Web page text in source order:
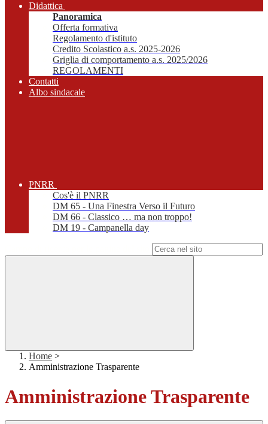
Didattica
Panoramica
Offerta formativa
Regolamento d'istituto
Credito Scolastico a.s. 2025-2026
Griglia di comportamento a.s. 2025/2026
REGOLAMENTI
Contatti
Albo sindacale
PNRR
Cos'è il PNRR
DM 65 - Una Finestra Verso il Futuro
DM 66 - Classico … ma non troppo!
DM 19 - Campanella day
Home >
Amministrazione Trasparente
Amministrazione Trasparente